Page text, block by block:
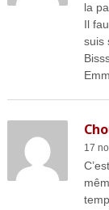
la
Il
suis
17